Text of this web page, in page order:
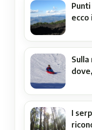
ecco
Sulla
I